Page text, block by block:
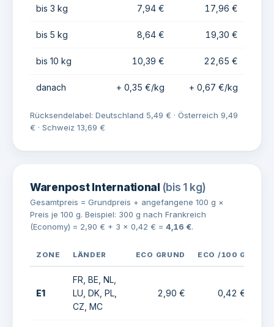
bis 3 kg 7,94 € 17,96 €
bis 5 kg 8,64 € 19,30 €
bis 10 kg 10,39 € 22,65 €
danach + 0,35 €/kg + 0,67 €/kg
Rücksendelabel: Deutschland 5,49 € · Österreich 9,49
€ · Schweiz 13,69 €
Warenpost International (bis 1 kg)
Gesamtpreis = Grundpreis + angefangene 100 g ×
Preis je 100 g. Beispiel: 300 g nach Frankreich
(Economy) = 2,90 € + 3 × 0,42 € = 4,16 €.
ZONE LÄNDER ECO GRUND ECO /100 G
E1
FR, BE, NL,
LU, DK, PL,
CZ, MC
2,90 € 0,42 €